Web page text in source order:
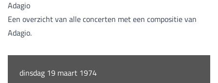
Adagio
Een overzicht van alle concerten met een compositie van
Adagio.
dinsdag 19 maart 1974